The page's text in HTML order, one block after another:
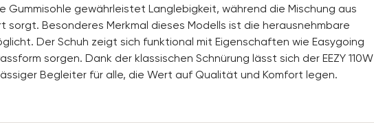
Gummisohle gewährleistet Langlebigkeit, während die Mischung aus
sorgt. Besonderes Merkmal dieses Modells ist die herausnehmbare
Der Schuh zeigt sich funktional mit Eigenschaften wie Easygoing
sorgen. Dank der klassischen Schnürung lässt sich der EEZY 110W
Begleiter für alle, die Wert auf Qualität und Komfort legen.